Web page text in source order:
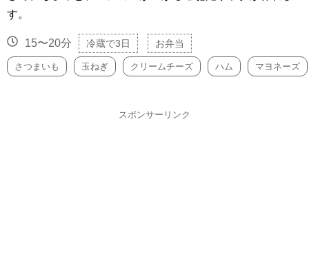
す。
15〜20分 冷蔵で3日 お弁当
さつまいも 玉ねぎ クリームチーズ ハム マヨネーズ
スポンサーリンク